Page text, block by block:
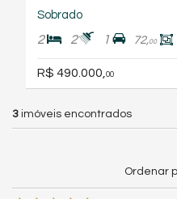
Sobrado
2 2 1 72,00
R$ 490.000, 00
3 imóveis encontrados
Ordenar